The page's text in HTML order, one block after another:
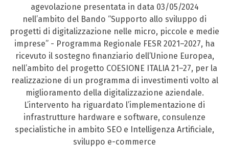
agevolazione presentata in data 03/05/2024
nell’ambito del Bando “Supporto allo sviluppo di
progetti di digitalizzazione nelle micro, piccole e medie
imprese” - Programma Regionale FESR 2021–2027, ha
ricevuto il sostegno finanziario dell’Unione Europea,
nell’ambito del progetto COESIONE ITALIA 21–27, per la
realizzazione di un programma di investimenti volto al
miglioramento della digitalizzazione aziendale.
L’intervento ha riguardato l’implementazione di
infrastrutture hardware e software, consulenze
specialistiche in ambito SEO e Intelligenza Artificiale,
sviluppo e-commerce